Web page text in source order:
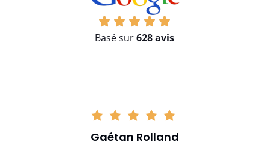
Basé sur628 avis
Gaétan Rolland